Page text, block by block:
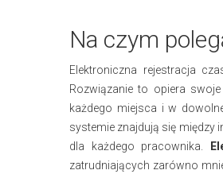
Na czym
Elektroniczna rejestracja
Rozwiązanie to opiera
każdego miejsca i w
systemie znajdują się między
dla każdego pracownika.
zatrudniających zarówno